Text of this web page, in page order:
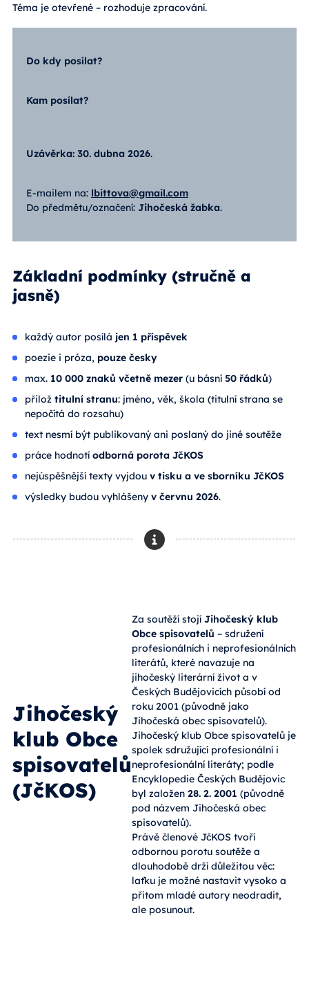
Téma je otevřené – rozhoduje zpracování.
Do kdy posílat?
Kam posílat?
Uzávěrka: 30. dubna 2026.
E-mailem na: lbittova@gmail.com
Do předmětu/označení: Jihočeská žabka.
Základní podmínky (stručně a
jasně)
každý autor posílá jen 1 příspěvek
poezie i próza, pouze česky
max. 10 000 znaků včetně mezer (u básní 50 řádků)
přilož titulní stranu: jméno, věk, škola (titulní strana se
nepočítá do rozsahu)
text nesmí být publikovaný ani poslaný do jiné soutěže
práce hodnotí odborná porota JčKOS
nejúspěšnější texty vyjdou v tisku a ve sborníku JčKOS
výsledky budou vyhlášeny v červnu 2026.
Jihočeský
klub Obce
spisovatelů
(JčKOS)
Za soutěží stojí Jihočeský klub
Obce spisovatelů – sdružení
profesionálních i neprofesionálních
literátů, které navazuje na
jihočeský literární život a v
Českých Budějovicích působí od
roku 2001 (původně jako
Jihočeská obec spisovatelů).
Jihočeský klub Obce spisovatelů je
spolek sdružující profesionální i
neprofesionální literáty; podle
Encyklopedie Českých Budějovic
byl založen 28. 2. 2001 (původně
pod názvem Jihočeská obec
spisovatelů).
Právě členové JčKOS tvoří
odbornou porotu soutěže a
dlouhodobě drží důležitou věc:
laťku je možné nastavit vysoko a
přitom mladé autory neodradit,
ale posunout.